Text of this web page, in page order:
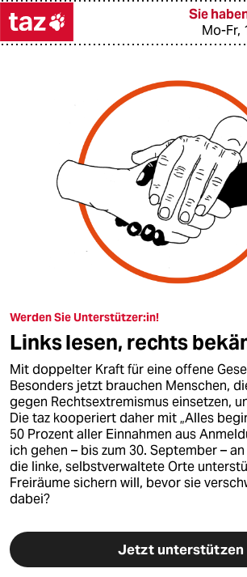
gesellschaft
berlin
nord
wahrheit
verlag
verlag
veranstaltungen
fragen & hilfe
Sie
Mo-Fr,
Werden Sie Unterstützer:in!
Links lesen, rechts
Mit doppelter Kraft für eine offene
Besonders jetzt brauchen Menschen,
gegen Rechtsextremismus einsetzen,
Die taz kooperiert daher mit „Alles
50 Prozent aller Einnahmen aus
ich gehen – bis zum 30. September –
die linke, selbstverwaltete Orte
Freiräume sichern will, bevor sie
dabei?
Jetzt unterstützen